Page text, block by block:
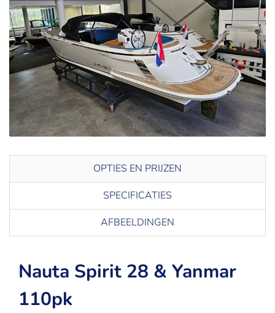
OPTIES EN PRIJZEN
SPECIFICATIES
AFBEELDINGEN
Nauta Spirit 28 & Yanmar
110pk